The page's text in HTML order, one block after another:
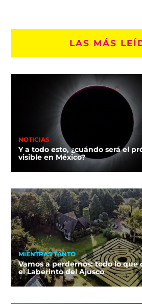
LAS MÁS
NOTICIAS
Y a todo esto, ¿cuándo será el
visible en México?
MIENTRAS TANTO
Vamos a perdernos: todo lo que
el Laberinto del Ajusco